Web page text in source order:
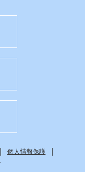
個人情報保護